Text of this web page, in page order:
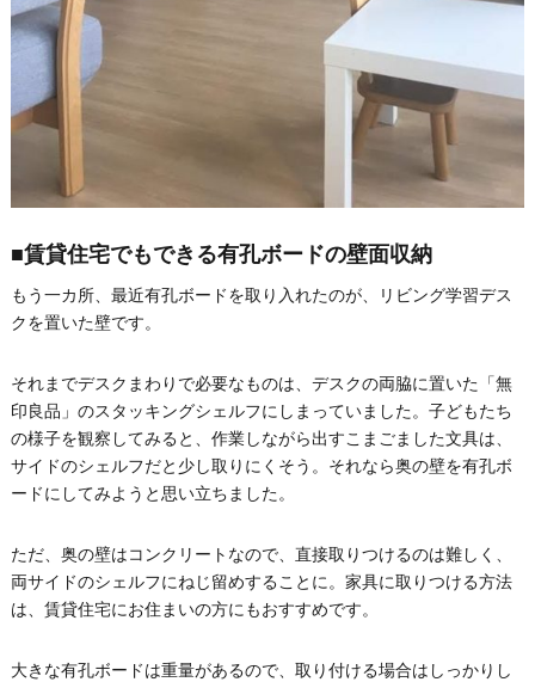
■賃貸住宅でもできる有孔ボードの壁面収納
もう一カ所、最近有孔ボードを取り入れたのが、リビング学習デス
クを置いた壁です。
それまでデスクまわりで必要なものは、デスクの両脇に置いた「無
印良品」のスタッキングシェルフにしまっていました。子どもたち
の様子を観察してみると、作業しながら出すこまごました文具は、
サイドのシェルフだと少し取りにくそう。それなら奥の壁を有孔ボ
ードにしてみようと思い立ちました。
ただ、奥の壁はコンクリートなので、直接取りつけるのは難しく、
両サイドのシェルフにねじ留めすることに。家具に取りつける方法
は、賃貸住宅にお住まいの方にもおすすめです。
大きな有孔ボードは重量があるので、取り付ける場合はしっかりし